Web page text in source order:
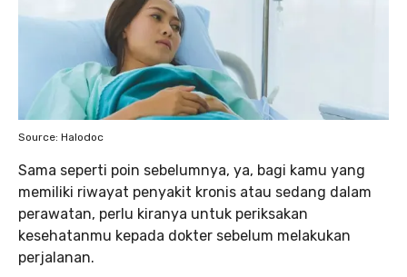
Source: Halodoc
Sama seperti poin sebelumnya, ya, bagi kamu yang
memiliki riwayat penyakit kronis atau sedang dalam
perawatan, perlu kiranya untuk periksakan
kesehatanmu kepada dokter sebelum melakukan
perjalanan.